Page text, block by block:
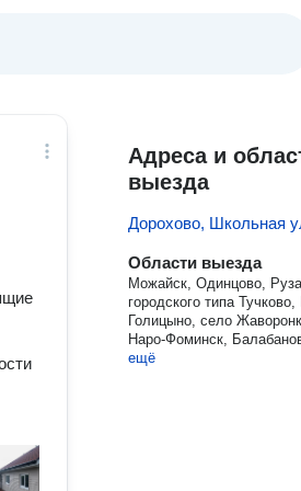
Адреса и
выезда
Дорохово, Школьная
Области выезда
Можайск, Одинцово,
городского типа Тучково,
Голицыно, село
Наро-Фоминск,
ещё